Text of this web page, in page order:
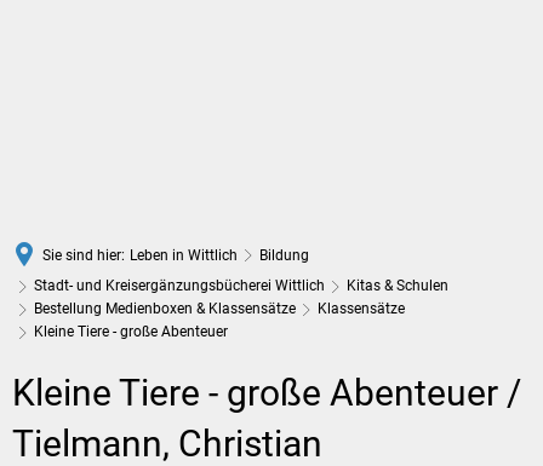
Sie sind hier: Leben in Wittlich
Bildung
Stadt- und Kreisergänzungsbücherei Wittlich
Kitas & Schulen
Bestellung Medienboxen & Klassensätze
Klassensätze
Kleine Tiere - große Abenteuer
Kleine
Tiere
Kleine Tiere - große Abenteuer /
Tielmann, Christian